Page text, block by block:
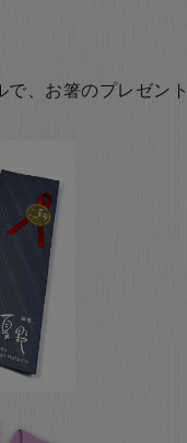
、お箸のプレゼン